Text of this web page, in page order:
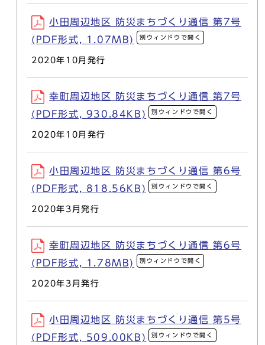
小田周辺地区 防災まちづくり通信 第7号
(PDF形式, 1.07MB)
別ウィンドウで開く
2020年10月発行
幸町周辺地区 防災まちづくり通信 第7号
(PDF形式, 930.84KB)
別ウィンドウで開く
2020年10月発行
小田周辺地区 防災まちづくり通信 第6号
(PDF形式, 818.56KB)
別ウィンドウで開く
2020年3月発行
幸町周辺地区 防災まちづくり通信 第6号
(PDF形式, 1.78MB)
別ウィンドウで開く
2020年3月発行
小田周辺地区 防災まちづくり通信 第5号
(PDF形式, 509.00KB)
別ウィンドウで開く